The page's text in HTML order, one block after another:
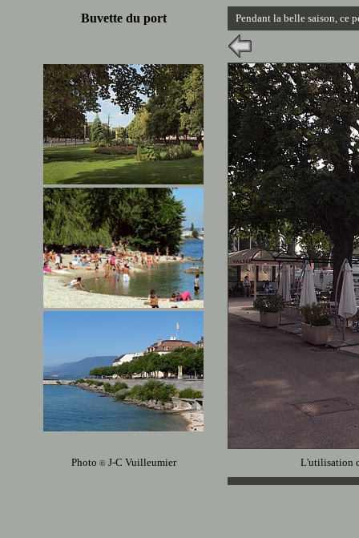
Buvette du port Pendant la belle saison, ce
Photo © J-C Vuilleumier L'utilisation